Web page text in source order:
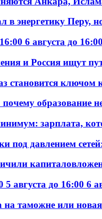
в энергетику Перу,
6 августа до
и Россия ищут
становится
образование
зарплата,
под давлением
августа до 16:00 6
на таможне или